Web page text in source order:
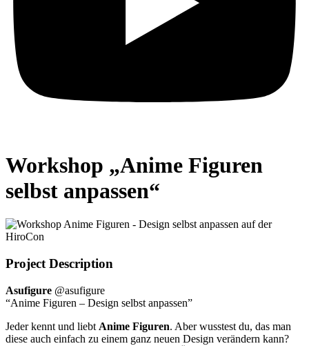
Workshop „Anime Figuren
selbst anpassen“
Project Description
Asufigure @asufigure
“Anime Figuren – Design selbst anpassen”
Jeder kennt und liebt Anime Figuren. Aber wusstest du, das man
diese auch einfach zu einem ganz neuen Design verändern kann?